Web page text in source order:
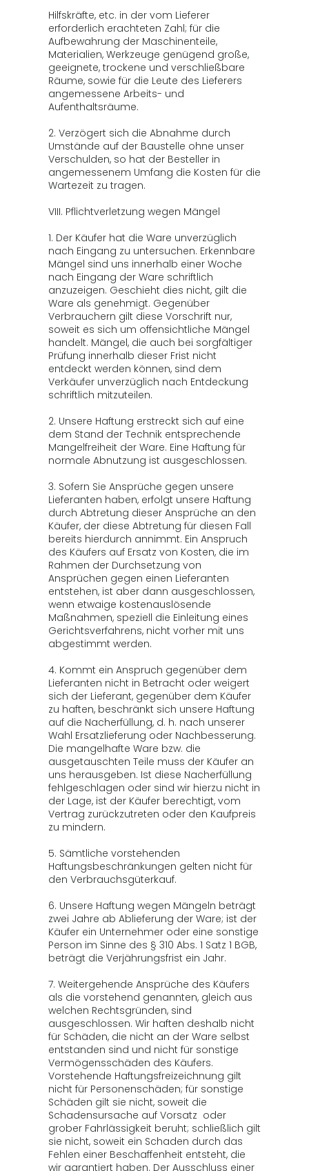
Hilfskräfte, etc. in der vom Lieferer
erforderlich erachteten Zahl; für die
Aufbewahrung der Maschinenteile,
Materialien, Werkzeuge genügend große,
geeignete, trockene und verschließbare
Räume, sowie für die Leute des Lieferers
angemessene Arbeits- und
Aufenthaltsräume.
2. Verzögert sich die Abnahme durch
Umstände auf der Baustelle ohne unser
Verschulden, so hat der Besteller in
angemessenem Umfang die Kosten für die
Wartezeit zu tragen.
VIII. Pflichtverletzung wegen Mängel
1. Der Käufer hat die Ware unverzüglich
nach Eingang zu untersuchen. Erkennbare
Mängel sind uns innerhalb einer Woche
nach Eingang der Ware schriftlich
anzuzeigen. Geschieht dies nicht, gilt die
Ware als genehmigt. Gegenüber
Verbrauchern gilt diese Vorschrift nur,
soweit es sich um offensichtliche Mängel
handelt. Mängel, die auch bei sorgfältiger
Prüfung innerhalb dieser Frist nicht
entdeckt werden können, sind dem
Verkäufer unverzüglich nach Entdeckung
schriftlich mitzuteilen.
2. Unsere Haftung erstreckt sich auf eine
dem Stand der Technik entsprechende
Mangelfreiheit der Ware. Eine Haftung für
normale Abnutzung ist ausgeschlossen.
3. Sofern Sie Ansprüche gegen unsere
Lieferanten haben, erfolgt unsere Haftung
durch Abtretung dieser Ansprüche an den
Käufer, der diese Abtretung für diesen Fall
bereits hierdurch annimmt. Ein Anspruch
des Käufers auf Ersatz von Kosten, die im
Rahmen der Durchsetzung von
Ansprüchen gegen einen Lieferanten
entstehen, ist aber dann ausgeschlossen,
wenn etwaige kostenauslösende
Maßnahmen, speziell die Einleitung eines
Gerichtsverfahrens, nicht vorher mit uns
abgestimmt werden.
4. Kommt ein Anspruch gegenüber dem
Lieferanten nicht in Betracht oder weigert
sich der Lieferant, gegenüber dem Käufer
zu haften, beschränkt sich unsere Haftung
auf die Nacherfüllung, d. h. nach unserer
Wahl Ersatzlieferung oder Nachbesserung.
Die mangelhafte Ware bzw. die
ausgetauschten Teile muss der Käufer an
uns herausgeben. Ist diese Nacherfüllung
fehlgeschlagen oder sind wir hierzu nicht in
der Lage, ist der Käufer berechtigt, vom
Vertrag zurückzutreten oder den Kaufpreis
zu mindern.
5. Sämtliche vorstehenden
Haftungsbeschränkungen gelten nicht für
den Verbrauchsgüterkauf.
6. Unsere Haftung wegen Mängeln beträgt
zwei Jahre ab Ablieferung der Ware; ist der
Käufer ein Unternehmer oder eine sonstige
Person im Sinne des § 310 Abs. 1 Satz 1 BGB,
beträgt die Verjährungsfrist ein Jahr.
7. Weitergehende Ansprüche des Käufers
als die vorstehend genannten, gleich aus
welchen Rechtsgründen, sind
ausgeschlossen. Wir haften deshalb nicht
für Schäden, die nicht an der Ware selbst
entstanden sind und nicht für sonstige
Vermögensschäden des Käufers.
Vorstehende Haftungsfreizeichnung gilt
nicht für Personenschäden; für sonstige
Schäden gilt sie nicht, soweit die
Schadensursache auf Vorsatz oder
grober Fahrlässigkeit beruht; schließlich gilt
sie nicht, soweit ein Schaden durch das
Fehlen einer Beschaffenheit entsteht, die
wir garantiert haben. Der Ausschluss einer